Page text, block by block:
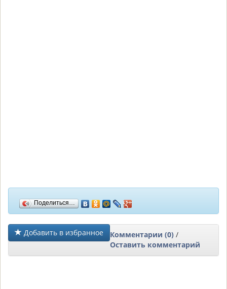
Поделиться…
Добавить в избранное Комментарии (0) /
Оставить комментарий